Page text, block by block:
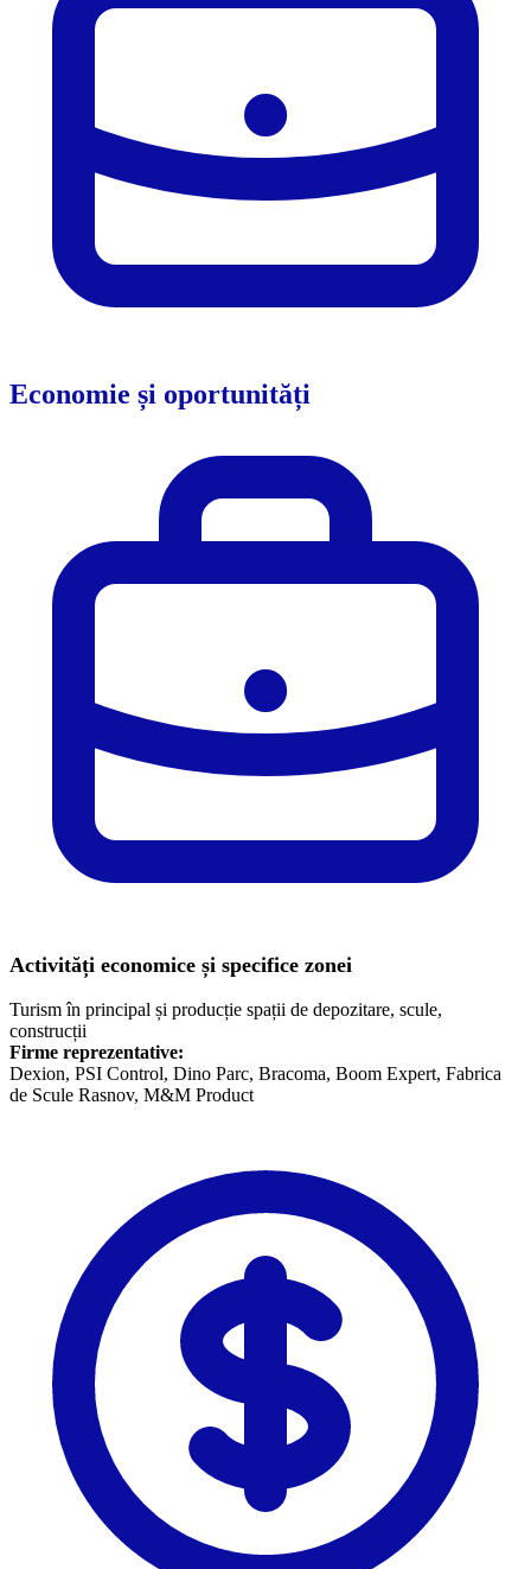
Economie și oportunități
Activități economice și specifice zonei
Turism în principal și producție spații de depozitare, scule,
construcții
Firme reprezentative:
Dexion, PSI Control, Dino Parc, Bracoma, Boom Expert, Fabrica
de Scule Rasnov, M&M Product